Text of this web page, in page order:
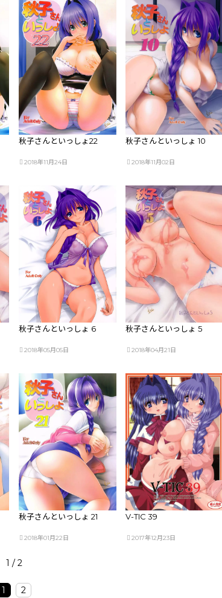
秋子さんといっしょ22
2018年11月24日
秋子さんといっしょ 10
2018年11月02日
秋子さんといっしょ 6
2018年05月05日
秋子さんといっしょ 5
2018年04月21日
秋子さんといっしょ 21
2018年01月22日
V-TIC 39
2017年12月23日
1 / 2
1 2